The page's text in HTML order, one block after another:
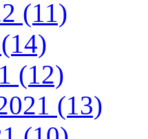
(11)
(12)
(13)